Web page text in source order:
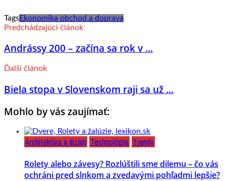
TagsEkonomika obchod a doprava
Predchádzajúci článok
Andrássy 200 – začína sa rok v ...
Ďalší článok
Biela stopa v Slovenskom raji sa už ...
Mohlo by vás zaujímať:
Architektúra a dizajn Technológie Trendy
Rolety alebo závesy? Rozlúštili sme dilemu – čo vás
ochráni pred slnkom a zvedavými pohľadmi lepšie?